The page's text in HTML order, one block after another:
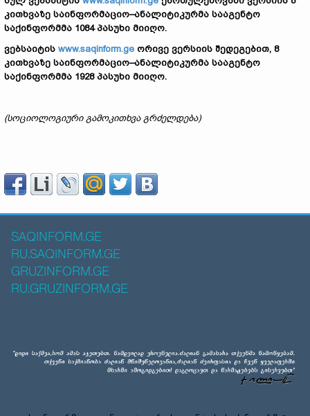
კითხვაზე საინფორმაციო–ანალიტიკურმა სააგენტო
საქინფორმმა 1084 პასუხი მიიღო.
ვებსაიტის www.saqinform.ge ორივე ვერსიის შედეგებით, 8
კითხვაზე საინფორმაციო–ანალიტიკურმა სააგენტო
საქინფორმმა 1928 პასუხი მიიღო.
(სოციოლოგიური გამოკითხვა გრძელდება)
SAQINFORM.GE
RU.SAQINFORM.GE
GRUZINFORM.GE
RU.GRUZINFORM.GE